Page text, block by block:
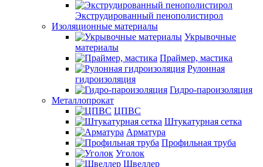
Экструдированный пенополистирол
Изоляционные материалы
Укрывочные
материалы
Праймер, мастика
Рулонная
гидроизоляция
Гидро-пароизоляция
Металлопрокат
ЦПВС
Штукатурная сетка
Арматура
Профильная труба
Уголок
Швеллер